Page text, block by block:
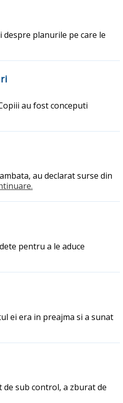
planurile pe care le
au fost conceputi
au declarat surse din
pentru a le aduce
ei era in preajma si a sunat
de sub control, a zburat de